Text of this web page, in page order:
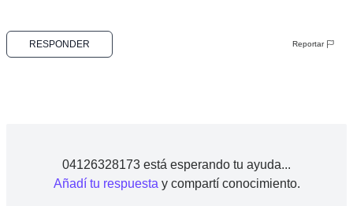
RESPONDER Reportar
04126328173 está esperando tu ayuda...
Añadí tu respuesta y compartí conocimiento.